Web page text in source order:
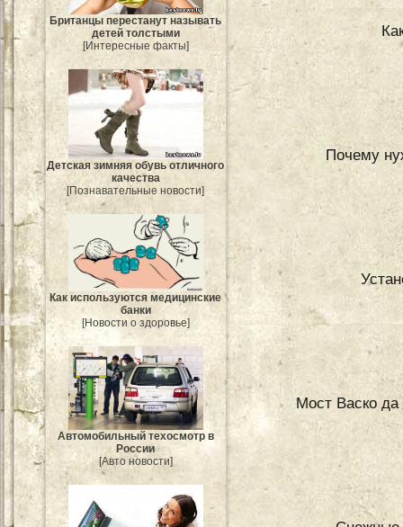
Британцы перестанут называть
детей толстыми
[Интересные факты]
Детская зимняя обувь отличного
качества
[Познавательные новости]
Как используются медицинские
банки
[Новости о здоровье]
Автомобильный техосмотр в
России
[Авто новости]
Почему
Мост Васко